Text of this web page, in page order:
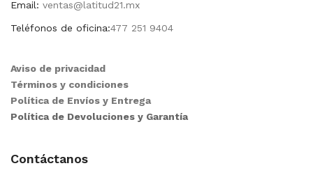
Email: ventas@latitud21.mx
Teléfonos de oficina:477 251 9404
Aviso de privacidad
Términos y condiciones
Política de Envíos y Entrega
Política de Devoluciones y Garantía
Contáctanos